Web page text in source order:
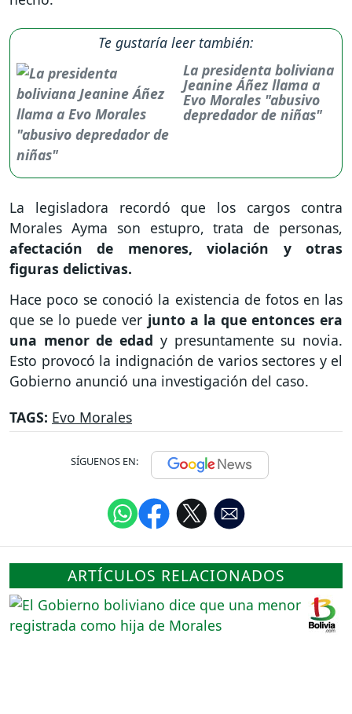
Te gustaría leer también:
La presidenta boliviana
Jeanine Áñez llama a
Evo Morales "abusivo
depredador de niñas"
La legisladora recordó que los cargos contra
Morales Ayma son estupro, trata de personas,
afectación de menores, violación y otras
figuras delictivas.
Hace poco se conoció la existencia de fotos en las
que se lo puede ver junto a la que entonces era
una menor de edad y presuntamente su novia.
Esto provocó la indignación de varios sectores y el
Gobierno anunció una investigación del caso.
TAGS: Evo Morales
SÍGUENOS EN:
ARTÍCULOS RELACIONADOS